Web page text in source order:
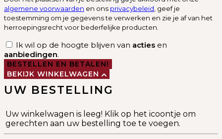
algemene voorwaarden en ons privacybeleid , geef je
toestemming om je gegevens te verwerken en zie je af van het
herroepingsrecht voor bederfelijke producten.
Ik wil op de hoogte blijven van acties en
aanbiedingen.
BESTELLEN EN BETALEN!
BEKIJK WINKELWAGEN
UW BESTELLING
Uw winkelwagen is leeg! Klik op het icoontje om
gerechten aan uw bestelling toe te voegen.